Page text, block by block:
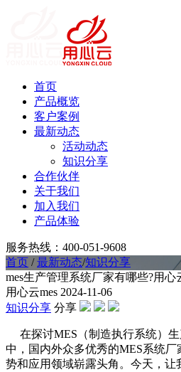
首页
产品概览
客户案例
最新动态
活动动态
知识分享
合作伙伴
关于我们
加入我们
产品体验
服务热线：400-051-9608
首页 /最新动态/知识分享
mes生产管理系统厂家有哪些?用
用心云mes 2024-11-06
知识分享 分享
在探讨MES（制造执行系统）生
中，国内外众多优秀的MES系统
势和应用领域崭露头角。今天，让